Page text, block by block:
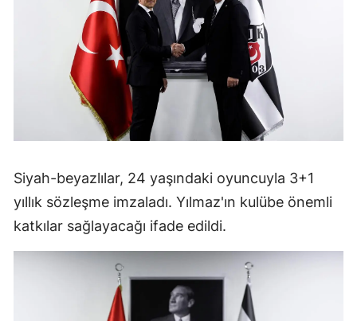
Siyah-beyazlılar, 24 yaşındaki oyuncuyla 3+1
yıllık sözleşme imzaladı. Yılmaz'ın kulübe önemli
katkılar sağlayacağı ifade edildi.